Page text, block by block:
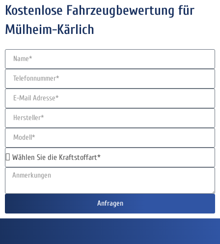
Kostenlose Fahrzeugbewertung für
Mülheim-Kärlich
Anfragen